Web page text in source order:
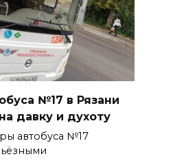
№17 в Рязани
давку и духоту
автобуса №17